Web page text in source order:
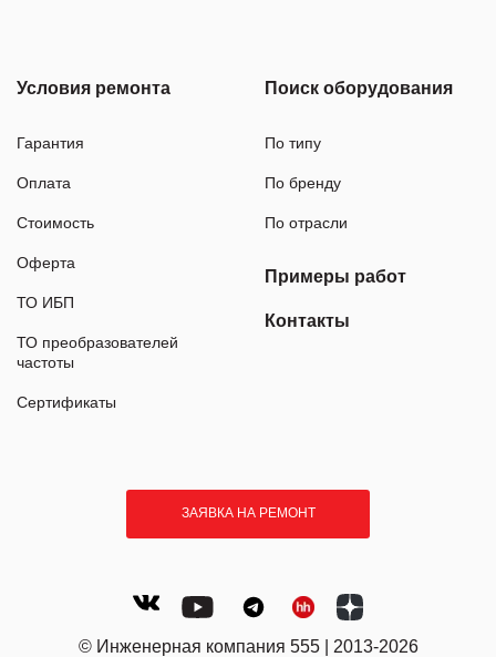
Условия ремонта
Гарантия
Оплата
Стоимость
Оферта
ТО ИБП
ТО преобразователей
частоты
Сертификаты
Поиск оборудования
По типу
По бренду
По отрасли
Примеры работ
Контакты
ЗАЯВКА НА РЕМОНТ
© Инженерная компания 555 | 2013-2026